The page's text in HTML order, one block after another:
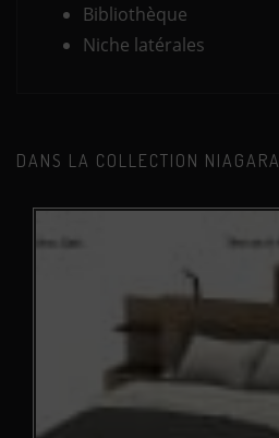
Bibliothèque
Niche latérales
DANS LA COLLECTION NIAGARA